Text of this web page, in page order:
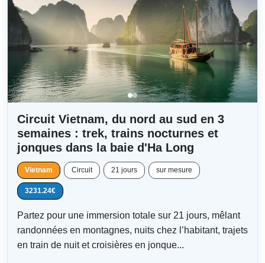
Circuit Vietnam, du nord au sud en 3
semaines : trek, trains nocturnes et
jonques dans la baie d'Ha Long
Vietnam Circuit 21 jours sur mesure
3231.24€
Partez pour une immersion totale sur 21 jours, mêlant
randonnées en montagnes, nuits chez l’habitant, trajets
en train de nuit et croisières en jonque...